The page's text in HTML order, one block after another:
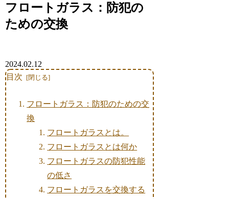
フロートガラス：防犯の
ための交換
2024.02.12
目次
フロートガラス：防犯のための交
換
フロートガラスとは。
フロートガラスとは何か
フロートガラスの防犯性能
の低さ
フロートガラスを交換する